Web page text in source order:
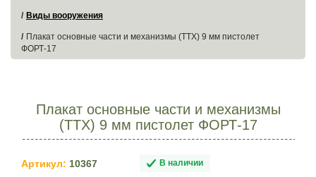
Виды вооружения
Плакат основные части и механизмы (ТТХ) 9 мм пистолет
ФОРТ-17
Плакат основные части и механизмы
(ТТХ) 9 мм пистолет ФОРТ-17
Артикул: 10367 В наличии